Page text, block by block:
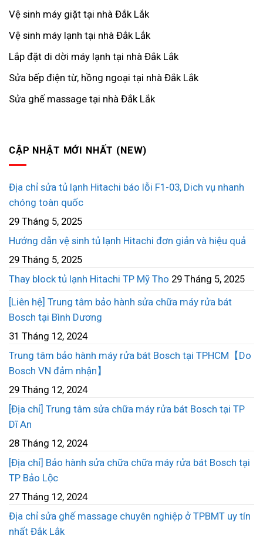
Vệ sinh máy giặt tại nhà Đắk Lắk
Vệ sinh máy lạnh tại nhà Đắk Lắk
Lắp đặt di dời máy lạnh tại nhà Đắk Lắk
Sửa bếp điện từ, hồng ngoại tại nhà Đắk Lắk
Sửa ghế massage tại nhà Đắk Lắk
CẬP NHẬT MỚI NHẤT (NEW)
Địa chỉ sửa tủ lạnh Hitachi báo lỗi F1-03, Dich vụ nhanh
chóng toàn quốc
29 Tháng 5, 2025
Hướng dẫn vệ sinh tủ lạnh Hitachi đơn giản và hiệu quả
29 Tháng 5, 2025
Thay block tủ lạnh Hitachi TP Mỹ Tho 29 Tháng 5, 2025
[Liên hệ] Trung tâm bảo hành sửa chữa máy rửa bát
Bosch tại Bình Dương
31 Tháng 12, 2024
Trung tâm bảo hành máy rửa bát Bosch tại TPHCM【Do
Bosch VN đảm nhận】
29 Tháng 12, 2024
[Địa chỉ] Trung tâm sửa chữa máy rửa bát Bosch tại TP
Dĩ An
28 Tháng 12, 2024
[Địa chỉ] Bảo hành sửa chữa chữa máy rửa bát Bosch tại
TP Bảo Lộc
27 Tháng 12, 2024
Địa chỉ sửa ghế massage chuyên nghiệp ở TPBMT uy tín
nhất Đắk Lắk